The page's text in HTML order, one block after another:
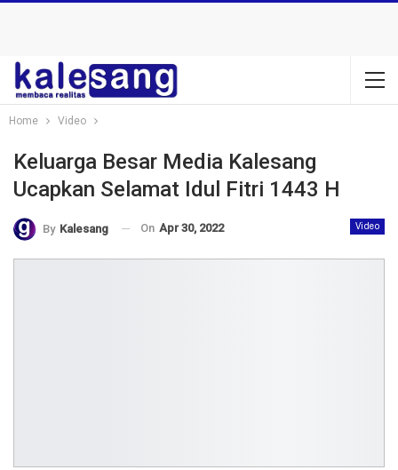
Home Video
Keluarga Besar Media Kalesang
Ucapkan Selamat Idul Fitri 1443 H
Video
By Kalesang On Apr 30, 2022